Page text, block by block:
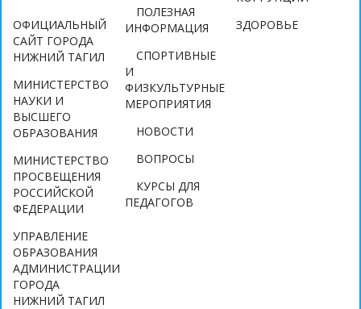
ОФИЦИАЛЬНЫЙ
САЙТ ГОРОДА
НИЖНИЙ ТАГИЛ
МИНИСТЕРСТВО
НАУКИ И
ВЫСШЕГО
ОБРАЗОВАНИЯ
МИНИСТЕРСТВО
ПРОСВЕЩЕНИЯ
РОССИЙСКОЙ
ФЕДЕРАЦИИ
УПРАВЛЕНИЕ
ОБРАЗОВАНИЯ
АДМИНИСТРАЦИИ
ГОРОДА
НИЖНИЙ ТАГИЛ
ПОЛЕЗНАЯ
ИНФОРМАЦИЯ
СПОРТИВНЫЕ
И
ФИЗКУЛЬТУРНЫЕ
МЕРОПРИЯТИЯ
НОВОСТИ
ВОПРОСЫ
КУРСЫ ДЛЯ
ПЕДАГОГОВ
ЗДОРОВЬЕ